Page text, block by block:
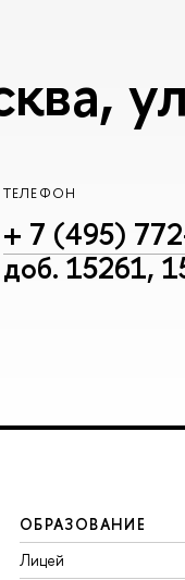
ТЕЛЕФОН
+ 7 (495)
доб. 15261,
ОБРАЗОВАНИЕ
Лицей